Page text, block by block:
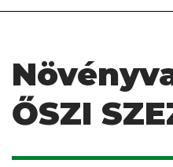
ŐSZI